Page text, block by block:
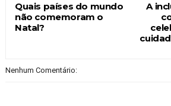
A
Quais países do mundo
não comemoram o
Natal?
Nenhum Comentário: